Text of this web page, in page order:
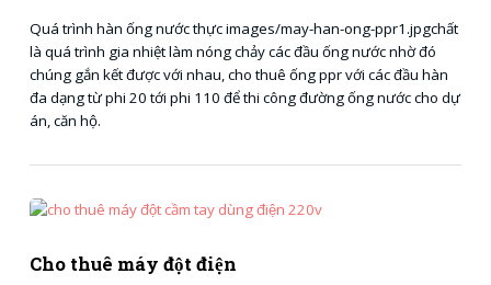
Quá trình hàn ống nước thực images/may-han-ong-ppr1.jpgchất
là quá trình gia nhiệt làm nóng chảy các đầu ống nước nhờ đó
chúng gắn kết được với nhau, cho thuê ống ppr với các đầu hàn
đa dạng từ phi 20 tới phi 110 để thi công đường ống nước cho dự
án, căn hộ.
Cho thuê máy đột điện